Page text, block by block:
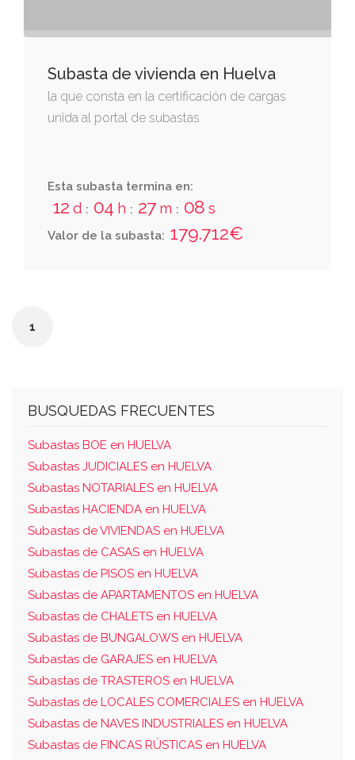
Subasta de vivienda en Huelva
la que consta en la certificación de cargas
unida al portal de subastas
Esta subasta termina en:
12 d : 04 h : 27 m : 08 s
Valor de la subasta: 179.712€
1
BUSQUEDAS FRECUENTES
Subastas BOE en HUELVA
Subastas JUDICIALES en HUELVA
Subastas NOTARIALES en HUELVA
Subastas HACIENDA en HUELVA
Subastas de VIVIENDAS en HUELVA
Subastas de CASAS en HUELVA
Subastas de PISOS en HUELVA
Subastas de APARTAMENTOS en HUELVA
Subastas de CHALETS en HUELVA
Subastas de BUNGALOWS en HUELVA
Subastas de GARAJES en HUELVA
Subastas de TRASTEROS en HUELVA
Subastas de LOCALES COMERCIALES en HUELVA
Subastas de NAVES INDUSTRIALES en HUELVA
Subastas de FINCAS RÚSTICAS en HUELVA